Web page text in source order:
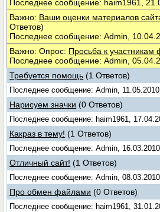
Последнее сообщение: haim1961,
Важно: Ваши оценки материалов
Ответов)
Последнее сообщение: Admin,
Важно: Опрос: Просьба к участникам
Последнее сообщение: Admin,
Требуется помощь (1 Ответов)
Последнее сообщение: Admin,
Нарисуем значки (0 Ответов)
Последнее сообщение: haim1961,
Какраз в тему! (1 Ответов)
Последнее сообщение: Admin,
Отличный сайт! (1 Ответов)
Последнее сообщение: Admin,
Про обмен файлами (0 Ответов)
Последнее сообщение: haim1961,